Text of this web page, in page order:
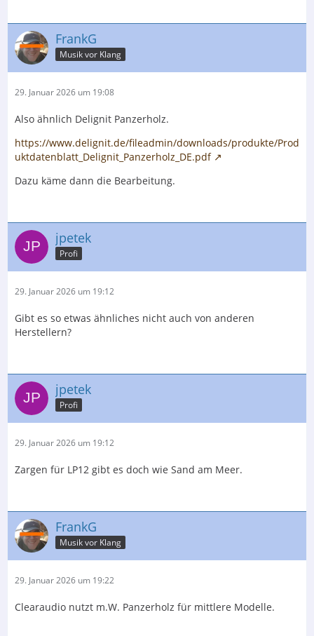
FrankG
Musik vor Klang
29. Januar 2026 um 19:08
Also ähnlich Delignit Panzerholz.
https://www.delignit.de/fileadmin/downloads/produkte/Prod
uktdatenblatt_Delignit_Panzerholz_DE.pdf
Dazu käme dann die Bearbeitung.
jpetek
Profi
29. Januar 2026 um 19:12
Gibt es so etwas ähnliches nicht auch von anderen
Herstellern?
jpetek
Profi
29. Januar 2026 um 19:12
Zargen für LP12 gibt es doch wie Sand am Meer.
FrankG
Musik vor Klang
29. Januar 2026 um 19:22
Clearaudio nutzt m.W. Panzerholz für mittlere Modelle.